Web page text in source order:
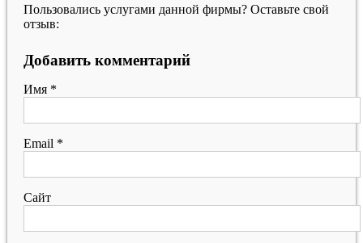
Пользовались услугами данной фирмы? Оставьте свой
отзыв:
Добавить комментарий
Имя *
Email *
Сайт